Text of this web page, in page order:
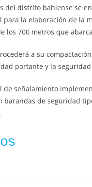
del distrito bahiense se
para la elaboración de la
los 700 metros que
a su
portante y la
de señalamiento
barandas de seguridad